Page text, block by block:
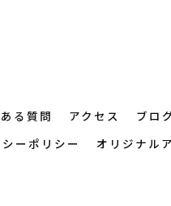
る質問 アクセス ブロ
ーポリシー オリジナル